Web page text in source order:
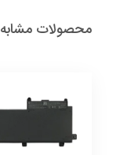
محصولات مشابه